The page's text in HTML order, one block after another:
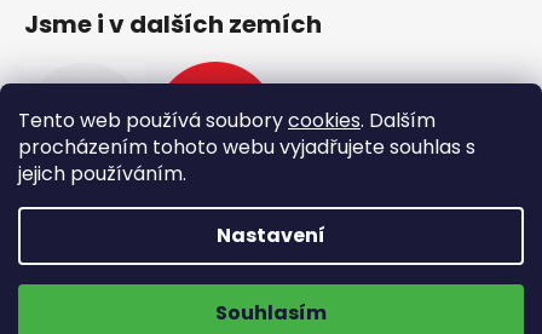
Tento web používá souborycookies. Dalším
procházením tohoto webu vyjadřujete souhlas s
jejich používáním.
Nastavení
Souhlasím
Doprava zdarma na výdejní místa
ZOBRAZIT NOVINKY
Jsme i v dalších zemích
Copyright 2026XinZuo. Všechna práva vyhrazena.
Upravit nastavení cookies